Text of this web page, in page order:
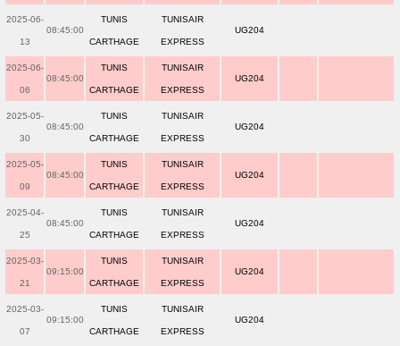
2025-06-
13
08:45:00
TUNIS
CARTHAGE
TUNISAIR
EXPRESS
UG204
2025-06-
06
08:45:00
TUNIS
CARTHAGE
TUNISAIR
EXPRESS
UG204
2025-05-
30
08:45:00
TUNIS
CARTHAGE
TUNISAIR
EXPRESS
UG204
2025-05-
09
08:45:00
TUNIS
CARTHAGE
TUNISAIR
EXPRESS
UG204
2025-04-
25
08:45:00
TUNIS
CARTHAGE
TUNISAIR
EXPRESS
UG204
2025-03-
21
09:15:00
TUNIS
CARTHAGE
TUNISAIR
EXPRESS
UG204
2025-03-
07
09:15:00
TUNIS
CARTHAGE
TUNISAIR
EXPRESS
UG204